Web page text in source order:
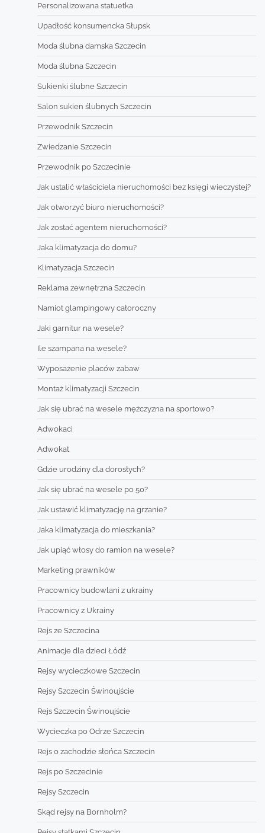
Personalizowana statuetka
Upadłość konsumencka Słupsk
Moda ślubna damska Szczecin
Moda ślubna Szczecin
Sukienki ślubne Szczecin
Salon sukien ślubnych Szczecin
Przewodnik Szczecin
Zwiedzanie Szczecin
Przewodnik po Szczecinie
Jak ustalić właściciela nieruchomości bez księgi wieczystej?
Jak otworzyć biuro nieruchomości?
Jak zostać agentem nieruchomości?
Jaka klimatyzacja do domu?
Klimatyzacja Szczecin
Reklama zewnętrzna Szczecin
Namiot glampingowy całoroczny
Jaki garnitur na wesele?
Ile szampana na wesele?
Wyposażenie placów zabaw
Montaż klimatyzacji Szczecin
Jak się ubrać na wesele mężczyzna na sportowo?
Adwokaci
Adwokat
Gdzie urodziny dla dorosłych?
Jak się ubrać na wesele po 50?
Jak ustawić klimatyzację na grzanie?
Jaka klimatyzacja do mieszkania?
Jak upiąć włosy do ramion na wesele?
Marketing prawników
Pracownicy budowlani z ukrainy
Pracownicy z Ukrainy
Rejs ze Szczecina
Animacje dla dzieci Łódź
Rejsy wycieczkowe Szczecin
Rejsy Szczecin Świnoujście
Rejs Szczecin Świnoujście
Wycieczka po Odrze Szczecin
Rejs o zachodzie słońca Szczecin
Rejs po Szczecinie
Rejsy Szczecin
Skąd rejsy na Bornholm?